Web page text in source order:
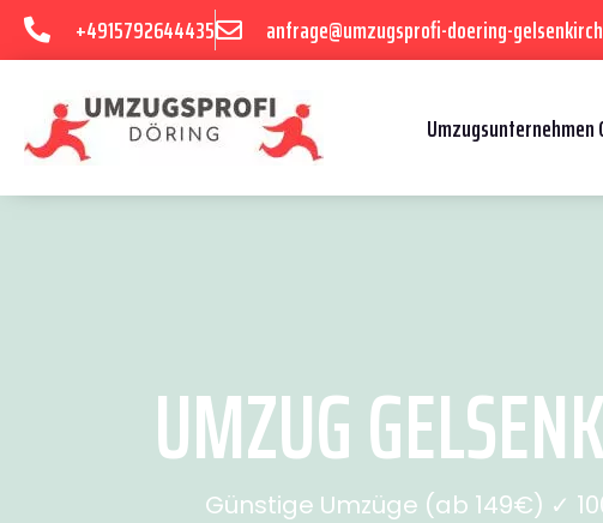
+4915792644435 anfrage@umzugsprofi-doering-
Umzugsunternehmen
UMZUG
Günstige Umzüge (ab 149€) ✓